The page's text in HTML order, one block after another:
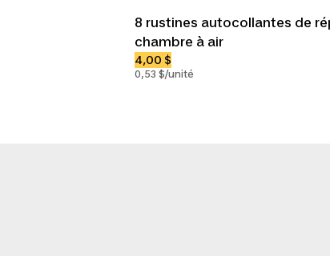
8 rustines autocollantes de
chambre à air
4,00 $
0,53 $/unité